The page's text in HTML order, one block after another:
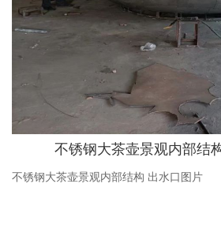
不锈钢大茶壶景观内部结
不锈钢大茶壶景观内部结构 出水口图片